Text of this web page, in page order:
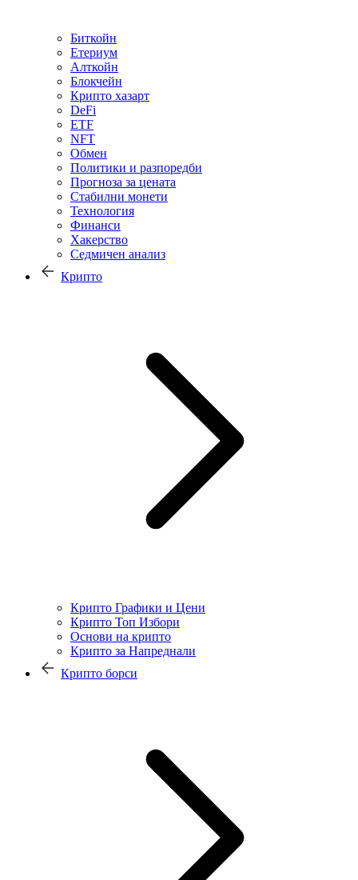
Биткойн
Етериум
Алткойн
Блокчейн
Крипто хазарт
DeFi
ETF
NFT
Обмен
Политики и разпоредби
Прогноза за цената
Стабилни монети
Технология
Финанси
Хакерство
Седмичен анализ
Крипто
Крипто Графики и Цени
Крипто Топ Избори
Основи на крипто
Крипто за Напреднали
Крипто борси